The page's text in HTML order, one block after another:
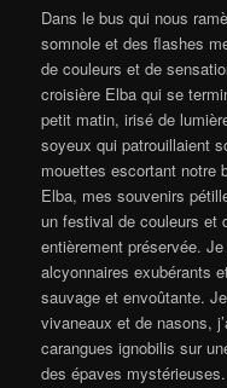
Dans le bus qui nous
somnole et des flashes
de couleurs et de
croisière Elba qui se
petit matin, irisé de
soyeux qui patrouillaient
mouettes escortant notre
Elba, mes souvenirs
un festival de couleurs et
entièrement préservée.
alcyonnaires exubérants
sauvage et envoûtante.
vivaneaux et de nasons,
carangues ignobilis sur
des épaves